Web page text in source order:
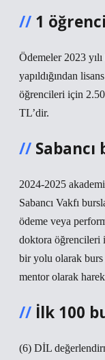
1
Ödemeler 2023
yapıldığından
öğrencileri için
TL’dir.
2024-2025
Sabancı Vakfı
ödeme veya
doktora öğrencileri
bir yolu olarak
mentor olarak
İlk 100
(6) DİL